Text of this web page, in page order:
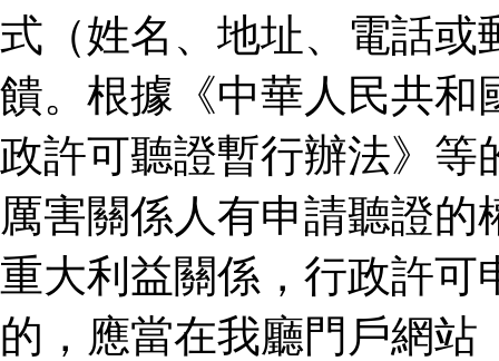
式（姓名、地址、電話或
饋。根據《中華人民共和
政許可聽證暫行辦法》等
厲害關係人有申請聽證
重大利益關係，行政許可
的，應當在我廳門戶網